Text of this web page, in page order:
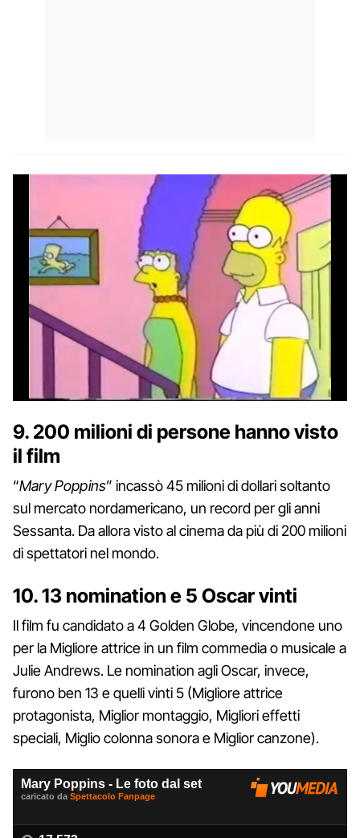
9. 200 milioni di persone hanno visto
il film
“Mary Poppins” incassò 45 milioni di dollari soltanto
sul mercato nordamericano, un record per gli anni
Sessanta. Da allora visto al cinema da più di 200 milioni
di spettatori nel mondo.
10. 13 nomination e 5 Oscar vinti
Il film fu candidato a 4 Golden Globe, vincendone uno
per la Migliore attrice in un film commedia o musicale a
Julie Andrews. Le nomination agli Oscar, invece,
furono ben 13 e quelli vinti 5 (Migliore attrice
protagonista, Miglior montaggio, Migliori effetti
speciali, Miglio colonna sonora e Miglior canzone).